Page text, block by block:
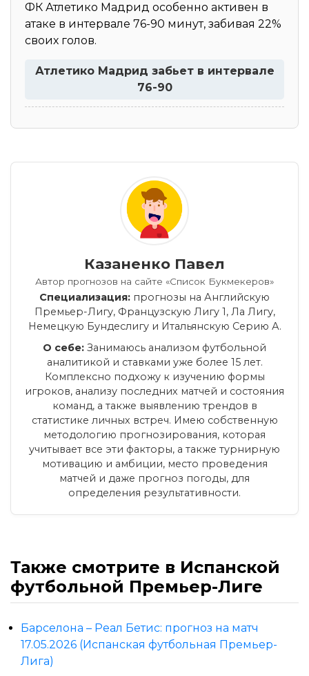
ФК Атлетико Мадрид особенно активен в
атаке в интервале 76-90 минут, забивая 22%
своих голов.
Атлетико Мадрид забьет в интервале
76-90
Казаненко Павел
Автор прогнозов на сайте «Список Букмекеров»
Специализация: прогнозы на Английскую
Премьер-Лигу, Французскую Лигу 1, Ла Лигу,
Немецкую Бундеслигу и Итальянскую Серию А.
О себе: Занимаюсь анализом футбольной
аналитикой и ставками уже более 15 лет.
Комплексно подхожу к изучению формы
игроков, анализу последних матчей и состояния
команд, а также выявлению трендов в
статистике личных встреч. Имею собственную
методологию прогнозирования, которая
учитывает все эти факторы, а также турнирную
мотивацию и амбиции, место проведения
матчей и даже прогноз погоды, для
определения результативности.
Также смотрите в Испанской
футбольной Премьер-Лиге
Барселона – Реал Бетис: прогноз на матч
17.05.2026 (Испанская футбольная Премьер-
Лига)